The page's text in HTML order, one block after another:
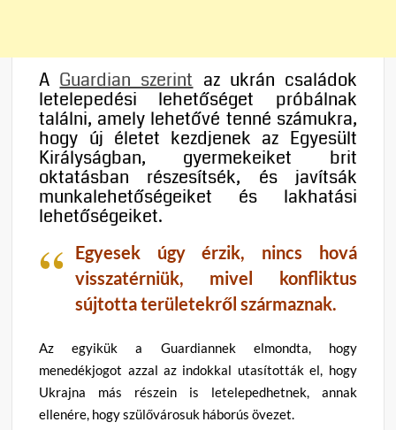
AGuardian szerintaz ukrán családok
letelepedési lehetőséget próbálnak
találni, amely lehetővé tenné számukra,
hogy új életet kezdjenek az Egyesült
Királyságban, gyermekeiket brit
oktatásban részesítsék, és javítsák
munkalehetőségeiket és lakhatási
lehetőségeiket.
Egyesek úgy érzik, nincs hová
visszatérniük, mivel konfliktus
sújtotta területekről származnak.
Az egyikük a Guardiannek elmondta, hogy
menedékjogot azzal az indokkal utasították el, hogy
Ukrajna más részein is letelepedhetnek, annak
ellenére, hogy szülővárosuk háborús övezet.